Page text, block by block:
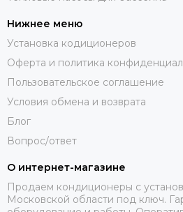
Нижнее меню
Установка кодиционеров
Оферта и политика
Пользовательское соглашение
Условия обмена и возврата
Блог
Вопрос/ответ
О интернет-магазине
Продаем кондиционеры с
Московской области под ключ.